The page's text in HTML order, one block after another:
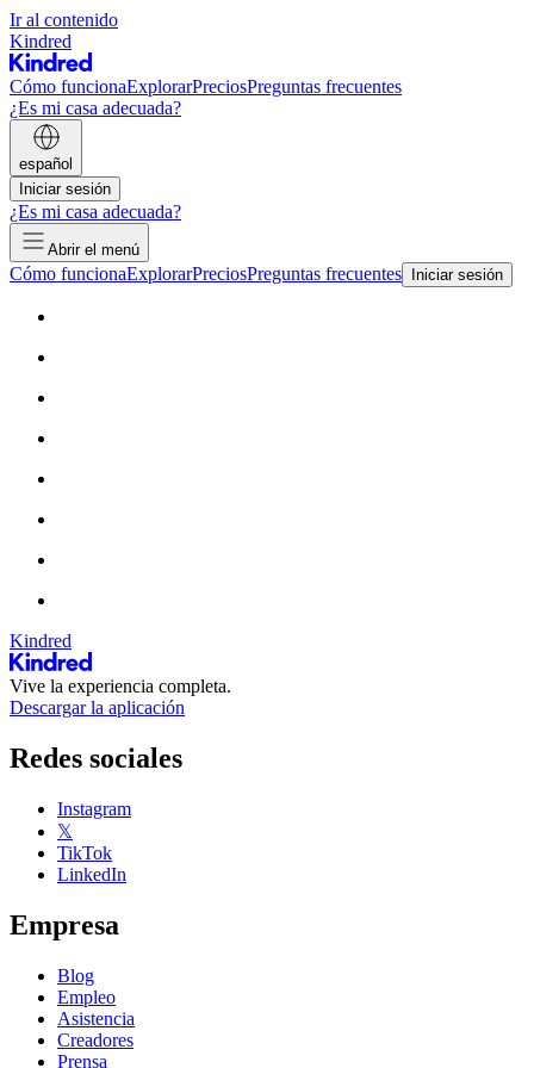
Ir al contenido
Kindred
Cómo funcionaExplorarPreciosPreguntas frecuentes
¿Es mi casa adecuada?
español
Iniciar sesión
¿Es mi casa adecuada?
Abrir el menú
Cómo funcionaExplorarPreciosPreguntas frecuentes Iniciar sesión
Kindred
Vive la experiencia completa.
Descargar la aplicación
Redes sociales
Instagram
𝕏
TikTok
LinkedIn
Empresa
Blog
Empleo
Asistencia
Creadores
Prensa